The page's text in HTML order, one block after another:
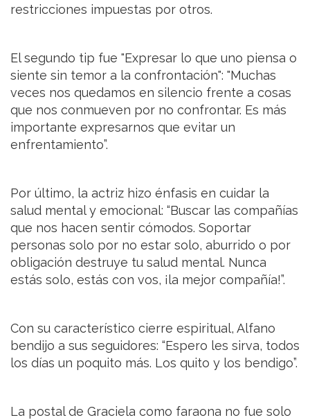
restricciones impuestas por otros.
El segundo tip fue "Expresar lo que uno piensa o
siente sin temor a la confrontación": "Muchas
veces nos quedamos en silencio frente a cosas
que nos conmueven por no confrontar. Es más
importante expresarnos que evitar un
enfrentamiento”.
Por último, la actriz hizo énfasis en cuidar la
salud mental y emocional: “Buscar las compañías
que nos hacen sentir cómodos. Soportar
personas solo por no estar solo, aburrido o por
obligación destruye tu salud mental. Nunca
estás solo, estás con vos, ¡la mejor compañía!”.
Con su característico cierre espiritual, Alfano
bendijo a sus seguidores: “Espero les sirva, todos
los días un poquito más. Los quito y los bendigo”.
La postal de Graciela como faraona no fue solo